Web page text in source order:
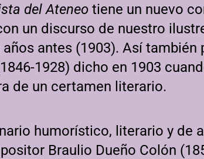
del Ateneo tiene un nuevo
un discurso de nuestro
antes (1903). Así también
1928) dicho en 1903
de un certamen literario.
humorístico, literario y de
Braulio Dueño Colón